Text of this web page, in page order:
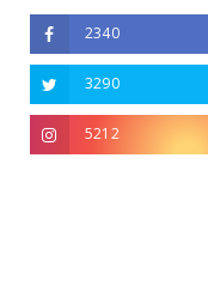
2340
3290
5212